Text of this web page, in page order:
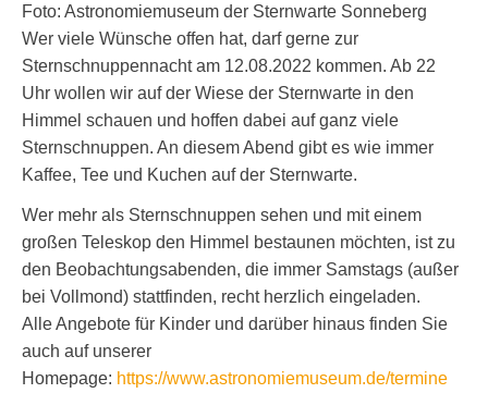
Foto: Astronomiemuseum der Sternwarte Sonneberg
Wer viele Wünsche offen hat, darf gerne zur
Sternschnuppennacht am 12.08.2022 kommen. Ab 22
Uhr wollen wir auf der Wiese der Sternwarte in den
Himmel schauen und hoffen dabei auf ganz viele
Sternschnuppen. An diesem Abend gibt es wie immer
Kaffee, Tee und Kuchen auf der Sternwarte.
Wer mehr als Sternschnuppen sehen und mit einem
großen Teleskop den Himmel bestaunen möchten, ist zu
den Beobachtungsabenden, die immer Samstags (außer
bei Vollmond) stattfinden, recht herzlich eingeladen.
Alle Angebote für Kinder und darüber hinaus finden Sie
auch auf unserer
Homepage: https://www.astronomiemuseum.de/termine